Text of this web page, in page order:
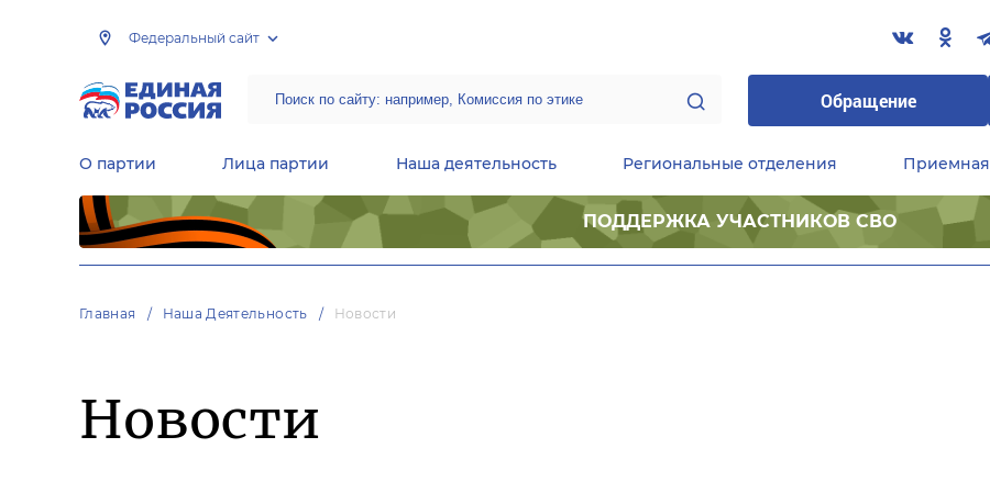
Федеральный сайт
Обращение
О партии Лица партии Наша деятельность Региональные отделения Приемная
ПОДДЕРЖКА УЧАСТНИКОВ СВО
Главная Наша Деятельность Новости
Новости